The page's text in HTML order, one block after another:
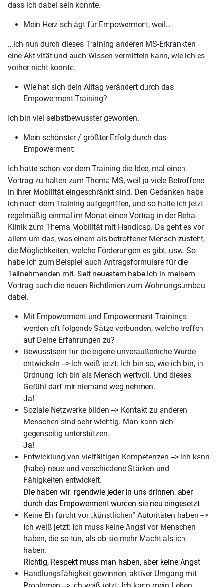
dass ich dabei sein konnte.
Mein Herz schlägt für Empowerment, weil…
…ich nun durch dieses Training anderen MS-Erkrankten
eine Aktivität und auch Wissen vermitteln kann, wie ich es
vorher nicht konnte.
Wie hat sich dein Alltag verändert durch das
Empowerment-Training?
Ich bin viel selbstbewusster geworden.
Mein schönster / größter Erfolg durch das
Empowerment:
Ich hatte schon vor dem Training die Idee, mal einen
Vortrag zu halten zum Thema MS, weil ja viele Betroffene
in ihrer Mobilität eingeschränkt sind. Den Gedanken habe
ich nach dem Training aufgegriffen, und so halte ich jetzt
regelmäßig einmal im Monat einen Vortrag in der Reha-
Klinik zum Thema Mobilität mit Handicap. Da geht es vor
allem um das, was einem als betroffener Mensch zusteht,
die Möglichkeiten, welche Förderungen es gibt, usw. So
habe ich zum Beispiel auch Antragsformulare für die
Teilnehmenden mit. Seit neuestem habe ich in meinem
Vortrag auch die neuen Richtlinien zum Wohnungsumbau
dabei.
Mit Empowerment und Empowerment-Trainings
werden oft folgende Sätze verbunden, welche treffen
auf Deine Erfahrungen zu?
Bewusstsein für die eigene unveräußerliche Würde
entwickeln --> Ich weiß jetzt: Ich bin so, wie ich bin, in
Ordnung. Ich bin als Mensch wertvoll. Und dieses
Gefühl darf mir niemand weg nehmen.
Ja!
Soziale Netzwerke bilden --> Kontakt zu anderen
Menschen sind sehr wichtig. Man kann sich
gegenseitig unterstützen.
Ja!
Entwicklung von vielfältigen Kompetenzen --> Ich kann
(habe) neue und verschiedene Stärken und
Fähigkeiten entwickelt.
Die haben wir irgendwie jeder in uns drinnen, aber
durch das Empowerment wurden sie neu eingesetzt
Keine Ehrfurcht vor „künstlichen“ Autoritäten haben -->
Ich weiß jetzt: Ich muss keine Angst vor Menschen
haben, die so tun, als ob sie mehr Macht als ich
haben.
Richtig, Respekt muss man haben, aber keine Angst
Handlungsfähigkeit gewinnen, aktiver Umgang mit